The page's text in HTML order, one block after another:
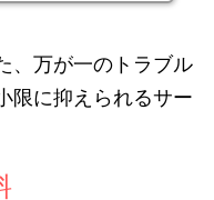
、万が一のトラブル
限に抑えられるサー